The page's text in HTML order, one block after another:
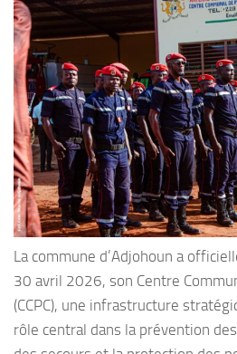
La commune d’Adjohoun a
30 avril 2026, son Centre
(CCPC), une infrastructure
rôle central dans la prévention